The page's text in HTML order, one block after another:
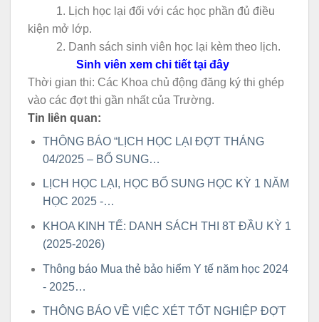
1. Lịch học lại đối với các học phần đủ điều
kiện mở lớp.
2. Danh sách sinh viên học lại kèm theo lịch.
Sinh viên xem chi tiết tại đây
Thời gian thi: Các Khoa chủ động đăng ký thi ghép
vào các đợt thi gần nhất của Trường.
Tin liên quan:
THÔNG BÁO “LỊCH HỌC LẠI ĐỢT THÁNG
04/2025 – BỔ SUNG…
LỊCH HỌC LẠI, HỌC BỔ SUNG HỌC KỲ 1 NĂM
HỌC 2025 -…
KHOA KINH TẾ: DANH SÁCH THI 8T ĐẦU KỲ 1
(2025-2026)
Thông báo Mua thẻ bảo hiểm Y tế năm học 2024
- 2025…
THÔNG BÁO VỀ VIỆC XÉT TỐT NGHIỆP ĐỢT